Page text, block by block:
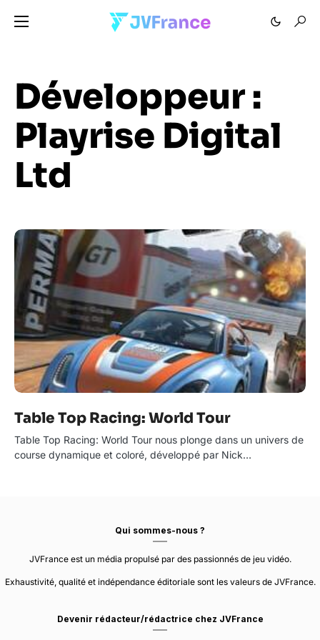
Développeur :
Playrise Digital
Ltd
Table Top Racing: World Tour
Table Top Racing: World Tour nous plonge dans un univers de
course dynamique et coloré, développé par Nick…
Qui sommes-nous ?
JVFrance est un média propulsé par des passionnés de jeu vidéo.
Exhaustivité, qualité et indépendance éditoriale sont les valeurs de JVFrance.
Devenir rédacteur/rédactrice chez JVFrance